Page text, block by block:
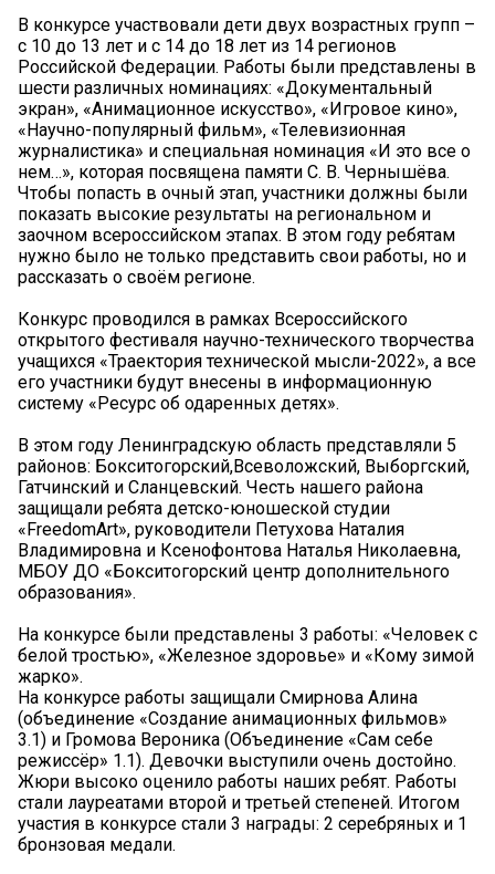
В конкурсе участвовали дети двух возрастных групп –
с 10 до 13 лет и с 14 до 18 лет из 14 регионов
Российской Федерации. Работы были представлены в
шести различных номинациях: «Документальный
экран», «Анимационное искусство», «Игровое кино»,
«Научно-популярный фильм», «Телевизионная
журналистика» и специальная номинация «И это все о
нем…», которая посвящена памяти С. В. Чернышёва.
Чтобы попасть в очный этап, участники должны были
показать высокие результаты на региональном и
заочном всероссийском этапах. В этом году ребятам
нужно было не только представить свои работы, но и
рассказать о своём регионе.
Конкурс проводился в рамках Всероссийского
открытого фестиваля научно-технического творчества
учащихся «Траектория технической мысли-2022», а все
его участники будут внесены в информационную
систему «Ресурс об одаренных детях».
В этом году Ленинградскую область представляли 5
районов: Бокситогорский,Всеволожский, Выборгский,
Гатчинский и Сланцевский. Честь нашего района
защищали ребята детско-юношеской студии
«FreedomArt», руководители Петухова Наталия
Владимировна и Ксенофонтова Наталья Николаевна,
МБОУ ДО «Бокситогорский центр дополнительного
образования».
На конкурсе были представлены 3 работы: «Человек с
белой тростью», «Железное здоровье» и «Кому зимой
жарко».
На конкурсе работы защищали Смирнова Алина
(объединение «Создание анимационных фильмов»
3.1) и Громова Вероника (Объединение «Сам себе
режиссёр» 1.1). Девочки выступили очень достойно.
Жюри высоко оценило работы наших ребят. Работы
стали лауреатами второй и третьей степеней. Итогом
участия в конкурсе стали 3 награды: 2 серебряных и 1
бронзовая медали.